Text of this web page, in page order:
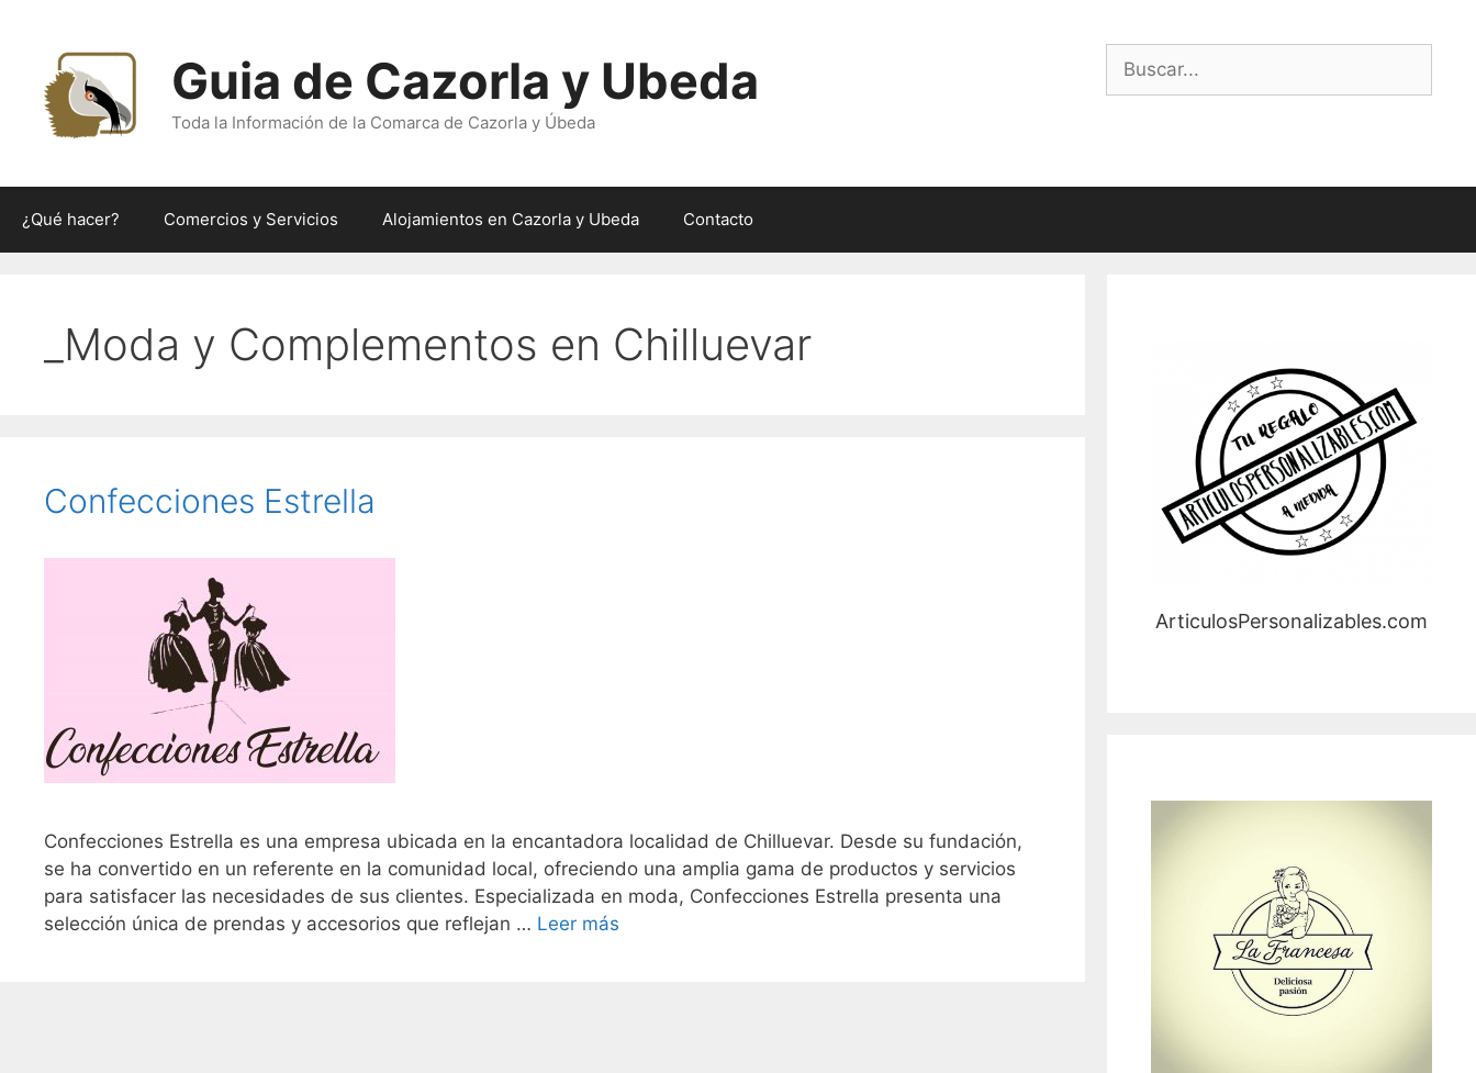
contenido
Buscar:
Guia de Cazorla y Ubeda
Toda la Información de la Comarca de Cazorla y Úbeda
¿Qué hacer? Comercios y Servicios Alojamientos en Cazorla y Ubeda Contacto
_Moda y Complementos en Chilluevar
Confecciones Estrella
Confecciones Estrella es una empresa ubicada en la encantadora localidad de Chilluevar. Desde su fundación,
se ha convertido en un referente en la comunidad local, ofreciendo una amplia gama de productos y servicios
para satisfacer las necesidades de sus clientes. Especializada en moda, Confecciones Estrella presenta una
selección única de prendas y accesorios que reflejan … Leer más
ArticulosPersonalizables.com